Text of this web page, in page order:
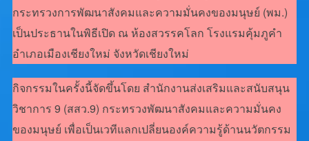
กระทรวงการพัฒนาสังคมและความมั่นคงของมนุษย์ (พม.)
เป็นประธานในพิธีเปิด ณ ห้องสวรรคโลก โรงแรมคุ้มภูคำ
อำเภอเมืองเชียงใหม่ จังหวัดเชียงใหม่
กิจกรรมในครั้งนี้จัดขึ้นโดย สำนักงานส่งเสริมและสนับสนุน
วิชาการ 9 (สสว.9) กระทรวงพัฒนาสังคมและความมั่นคง
ของมนุษย์ เพื่อเป็นเวทีแลกเปลี่ยนองค์ความรู้ด้านนวัตกรรม